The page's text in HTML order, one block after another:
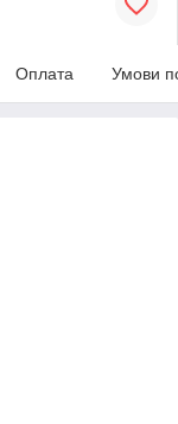
Оплата Умови